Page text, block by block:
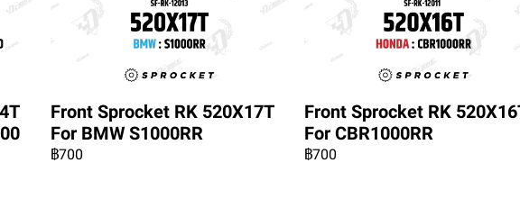
Front Sprocket RK 520X17T
For BMW S1000RR
฿700
Front Sprocket RK
For CBR1000RR
฿700